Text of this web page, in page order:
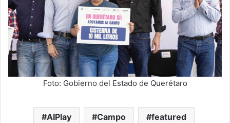
Foto: Gobierno del Estado de Querétaro
AIPlay Campo featured